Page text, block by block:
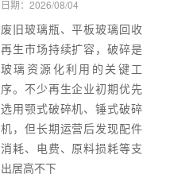
日期：2026/08/04
废旧玻璃瓶、平板玻璃回收
再生市场持续扩容，破碎是
玻璃资源化利用的关键工
序。不少再生企业初期优先
选用颚式破碎机、锤式破碎
机，但长期运营后发现配件
消耗、电费、原料损耗等支
出居高不下